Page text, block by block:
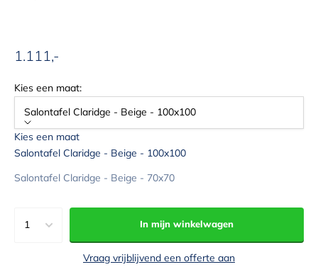
Aanbiedingsprijs
1.111,-
Kies een maat:
Salontafel Claridge - Beige - 100x100
Kies een maat
Salontafel Claridge - Beige - 100x100
Salontafel Claridge - Beige - 70x70
1 In mijn winkelwagen
Vraag vrijblijvend een offerte aan